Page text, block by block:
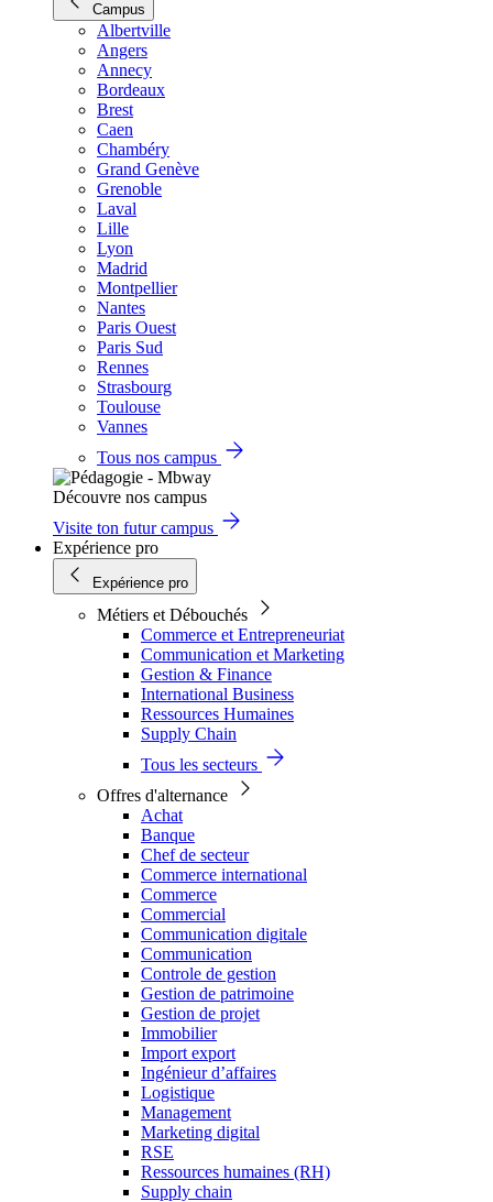
Campus
Albertville
Angers
Annecy
Bordeaux
Brest
Caen
Chambéry
Grand Genève
Grenoble
Laval
Lille
Lyon
Madrid
Montpellier
Nantes
Paris Ouest
Paris Sud
Rennes
Strasbourg
Toulouse
Vannes
Tous nos campus
Découvre nos campus
Visite ton futur campus
Expérience pro
Expérience pro
Métiers et Débouchés
Commerce et Entrepreneuriat
Communication et Marketing
Gestion & Finance
International Business
Ressources Humaines
Supply Chain
Tous les secteurs
Offres d'alternance
Achat
Banque
Chef de secteur
Commerce international
Commerce
Commercial
Communication digitale
Communication
Controle de gestion
Gestion de patrimoine
Gestion de projet
Immobilier
Import export
Ingénieur d’affaires
Logistique
Management
Marketing digital
RSE
Ressources humaines (RH)
Supply chain